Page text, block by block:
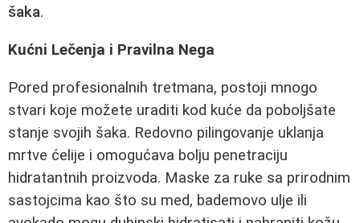
šaka.
Kućni Lečenja i Pravilna Nega
Pored profesionalnih tretmana, postoji mnogo
stvari koje možete uraditi kod kuće da poboljšate
stanje svojih šaka. Redovno pilingovanje uklanja
mrtve ćelije i omogućava bolju penetraciju
hidratantnih proizvoda. Maske za ruke sa prirodnim
sastojcima kao što su med, bademovo ulje ili